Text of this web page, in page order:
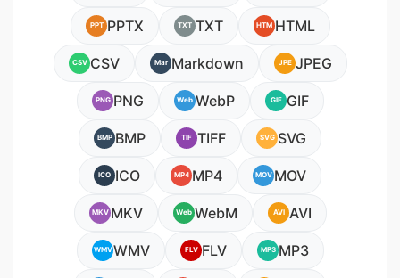
PPT PPTX TXT TXT HTM HTML
CSV CSV Mar Markdown JPE JPEG
PNG PNG Web WebP GIF GIF
BMP BMP TIF TIFF SVG SVG
ICO ICO MP4 MP4 MOV MOV
MKV MKV Web WebM AVI AVI
WMVWMV FLV FLV MP3 MP3